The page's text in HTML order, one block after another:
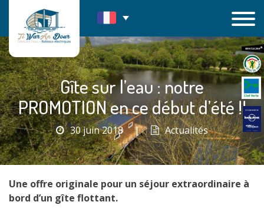
contenu
Gîte sur l’eau : notre
PROMOTION en ce début d’été !!
30 juin 2018 | Actualités
Une offre originale pour un séjour extraordinaire à
bord d’un gîte flottant.